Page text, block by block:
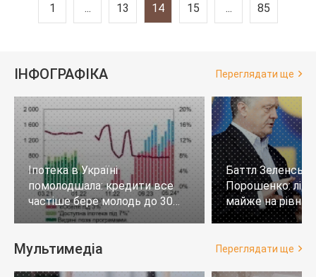
1 ... 13 14 15 ... 85
ІНФОГРАФІКА Переглядати ще
Іпотека в Україні
помолодшала: кредити все
частіше бере молодь до 30
років
Баттл
Порошенко:
майже на
тих, хто не
Мультимедіа Переглядати ще